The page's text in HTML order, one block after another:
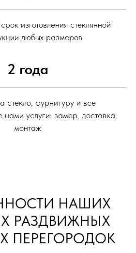
изготовления стеклянной
любых размеров
2 года
стекло, фурнитуру и все
нами услуги: замер, доставка,
монтаж
НАШИХ
РАЗДВИЖНЫХ
ПЕРЕГОРОДОК